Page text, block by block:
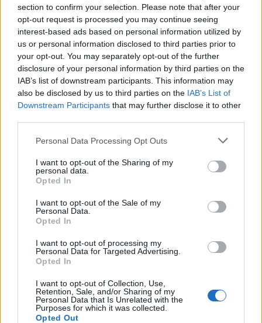
section to confirm your selection. Please note that after your
opt-out request is processed you may continue seeing
interest-based ads based on personal information utilized by
us or personal information disclosed to third parties prior to
your opt-out. You may separately opt-out of the further
disclosure of your personal information by third parties on the
IAB’s list of downstream participants. This information may
also be disclosed by us to third parties on the IAB’s List of
Downstream Participants that may further disclose it to other
Personal Data Processing Opt Outs
I want to opt-out of the Sharing of my
personal data.
Opted In
I want to opt-out of the Sale of my
Personal Data.
Opted In
I want to opt-out of processing my
Personal Data for Targeted Advertising.
Opted In
I want to opt-out of Collection, Use,
Retention, Sale, and/or Sharing of my
Personal Data that Is Unrelated with the
Purposes for which it was collected.
Opted Out
НАЈЧИТАНИ ВО ПОСЛЕДНИ 7 ДЕНА
МАКЕДОНИЈА ИМА СВЕТСКА
ПИСТА: Огромниот Боинг 777
на индиската претседателка
на Меѓународниот Аеродром
Скопје
УАПСЕН МАКЕДОНЕЦОТ АНДРЕЈ
ТАНАСКОВСКИ, ЧЛЕН НА
КАВАЧКИ КЛАН (ФОТО)
пари ќе ви легнат на сметка
Црна Гора ја уапси жената која
ги БРАНЕЛА ДЕЦАТА И СВОЕТО
ЗА БЕРТА ОД АВСТРИЈА
(Видео) СНИМКА СО ПАРИ КОИ
ЈА НАПУШТААТ АЛБАНИЈА, се
ПРЕСВРТ И ПРОТЕСТИ ВО
УКРАИНА, Зеленски доби
ултиматум: „Мора да си оди,